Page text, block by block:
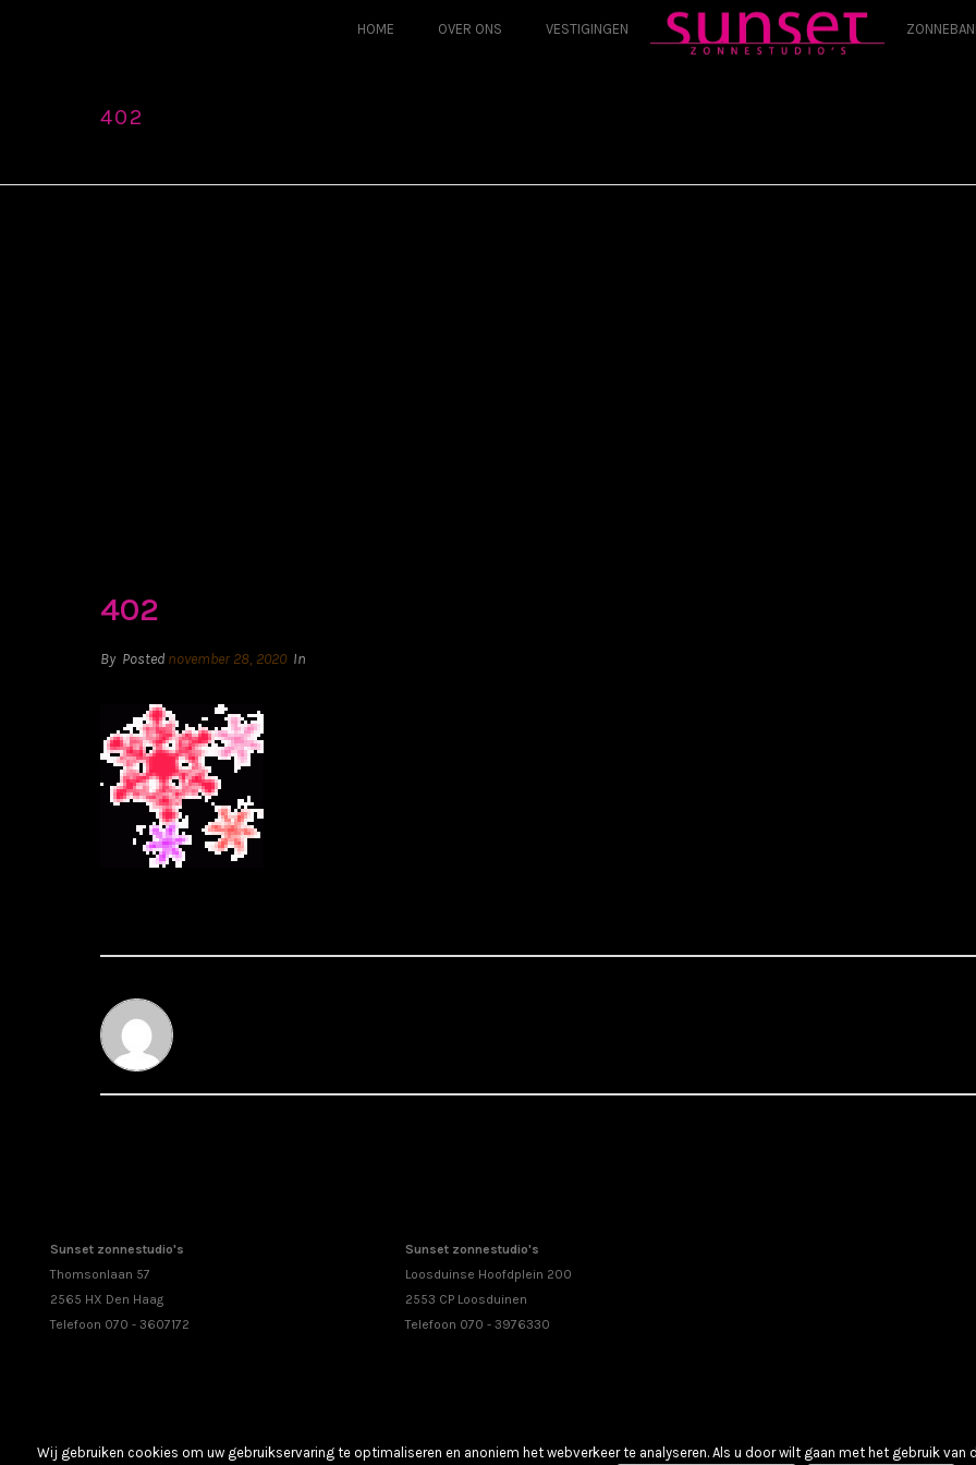
HOME OVER ONS VESTIGINGEN
402
402
By Posted november 28, 2020 In
Sunset zonnestudio's
Thomsonlaan 57
2565 HX Den Haag
Telefoon 070 - 3607172
Sunset zonnestudio's
Loosduinse Hoofdplein 200
2553 CP Loosduinen
Telefoon 070 - 3976330
Wij gebruiken cookies om uw gebruikservaring te optimaliseren en anoniem het webverkeer te analyseren. Als u door wilt gaan met het gebruik